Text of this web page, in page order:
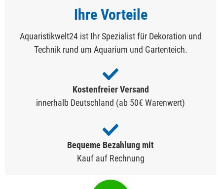
Ihre Vorteile
Aquaristikwelt24 ist Ihr Spezialist für Dekoration und
Technik rund um Aquarium und Gartenteich.
Kostenfreier Versand
innerhalb Deutschland (ab 50€ Warenwert)
Bequeme Bezahlung mit
Kauf auf Rechnung